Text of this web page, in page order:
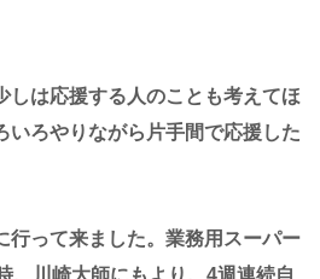
しは応援する人のことも考えてほ
いろやりながら片手間で応援した
行って来ました。業務用スーパー